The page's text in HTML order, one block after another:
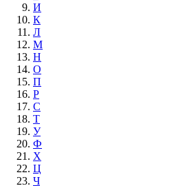
И
К
Л
М
Н
О
П
Р
С
Т
У
Ф
Х
Ц
Ч